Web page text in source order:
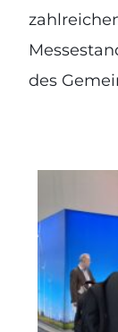
des